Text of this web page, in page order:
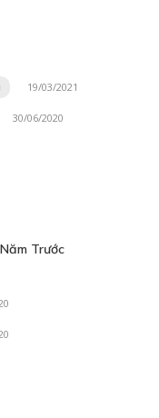
19/03/2021
30/06/2020
Trước